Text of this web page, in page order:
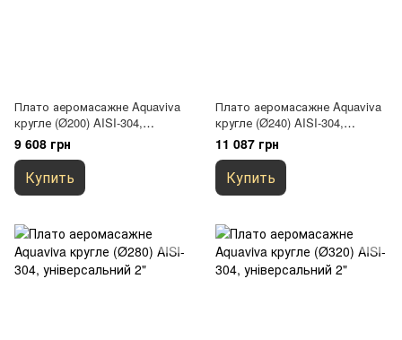
Плато аеромасажне Aquaviva
кругле (Ø200) AISI-304,
універсальний 2"
9 608 грн
Купить
Плато аеромасажне Aquaviva
кругле (Ø240) AISI-304,
універсальний 2"
11 087 грн
Купить